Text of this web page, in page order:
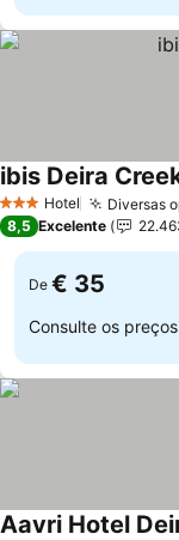
3 EstrelasHotel Diversas
ibis Deira
8,5 Excelente
De € 35
Consulte os
Aavri Hotel